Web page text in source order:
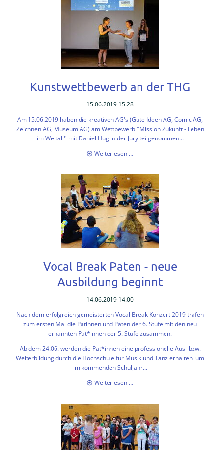
Kunstwettbewerb an der THG
15.06.2019 15:28
Am 15.06.2019 haben die kreativen AG's (Gute Ideen AG, Comic AG,
Zeichnen AG, Museum AG) am Wettbewerb ''Mission Zukunft - Leben
im Weltall'' mit Daniel Hug in der Jury teilgenommen...
Weiterlesen …
THG
Vocal Break Paten - neue
Ausbildung beginnt
14.06.2019 14:00
Nach dem erfolgreich gemeisterten Vocal Break Konzert 2019 trafen
zum ersten Mal die Patinnen und Paten der 6. Stufe mit den neu
ernannten Pat*innen der 5. Stufe zusammen.
Ab dem 24.06. werden die Pat*innen eine professionelle Aus- bzw.
Weiterbildung durch die Hochschule für Musik und Tanz erhalten, um
im kommenden Schuljahr...
Weiterlesen …
neue
Ausbildung
beginnt